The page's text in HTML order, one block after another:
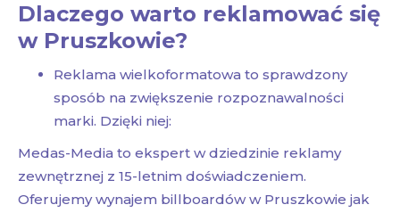
Dlaczego warto reklamować się
w Pruszkowie?
Reklama wielkoformatowa to sprawdzony
sposób na zwiększenie rozpoznawalności
marki. Dzięki niej:
Medas-Media to ekspert w dziedzinie reklamy
zewnętrznej z 15-letnim doświadczeniem.
Oferujemy wynajem billboardów w Pruszkowie jak